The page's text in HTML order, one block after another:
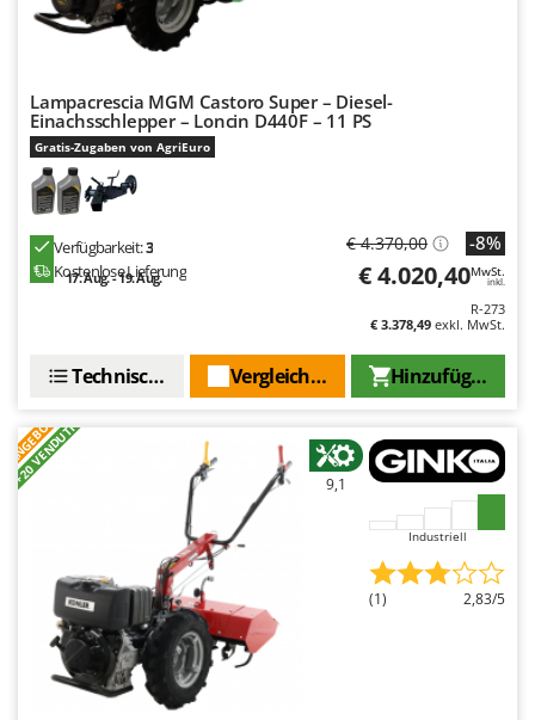
Lampacrescia MGM Castoro Super – Diesel-
Einachsschlepper – Loncin D440F – 11 PS
Gratis-Zugaben von AgriEuro
Verfügbarkeit:3
Kostenlose Lieferung
17. Aug. - 19. Aug.
€ 4.370,00 -8%
€ 4.020,40MwSt.
inkl.
R-273
€ 3.378,49 exkl. MwSt.
Hinzufügen
Vergleichen Sie
Technische Daten
ANGEBOT
+20 VENDUTI 9,1
Industriell
(1) 2,83/5